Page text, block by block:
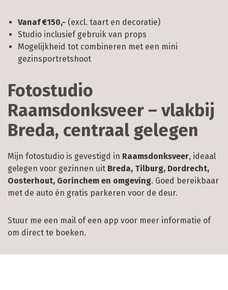
Vanaf €150,- (excl. taart en decoratie)
Studio inclusief gebruik van props
Mogelijkheid tot combineren met een mini
gezinsportretshoot
Fotostudio
Raamsdonksveer – vlakbij
Breda, centraal gelegen
Mijn fotostudio is gevestigd in Raamsdonksveer, ideaal
gelegen voor gezinnen uit Breda, Tilburg, Dordrecht,
Oosterhout, Gorinchem en omgeving. Goed bereikbaar
met de auto én gratis parkeren voor de deur.
Stuur me een mail of een app voor meer informatie of
om direct te boeken.